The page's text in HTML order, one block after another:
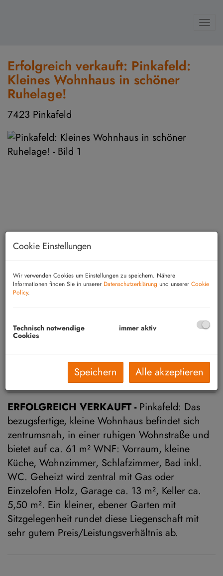
Erfolgreich verkauft: Pinkafeld:
Kleines Wohnhaus in schöner
Ruhelage!
7423 Pinkafeld
Beschreibung
ERFOLGREICH VERKAUFT - Pinkafeld: Das
bezugsfertige, kleine Wohnhaus befindet sich
zentrumsnah, in einer ruhigen Wohnstraße und
bietet auf ca. 61 m² WNF: Vorraum, kleine
Küche, Wohnzimmer, Schlafzimmer, Bad inkl.
WC. Geheizt wird zentral mit Gas oder
Einzelofen Holz, Garage ca. 13 m², Keller ca.
5,50 m². Ein kleiner, ebener Garten mit
Sitzgelegenheit rundet diese Liegenschaft mit
sehr gutem Preis/Leistungsverhältnis ab.
Cookie Einstellungen
Wir verwenden Cookies um Einstellungen zu speichern. Nähere
Informationen finden Sie in unserer Datenschutzerklärung und unserer Cookie
Policy.
Technisch notwendige
Cookies
immer aktiv
Speichern Alle akzeptieren